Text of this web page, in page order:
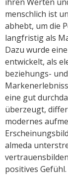
menschlich ist
abhebt, um die
langfristig als
Dazu wurde
entwickelt, als
beziehungs-
eine gut
überzeugt,
modernes
almeda
positives Gefühl.